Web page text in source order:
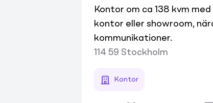
Kontor om ca 138 kvm
kontor eller showroom,
kommunikationer.
114 59 Stockholm
Kontor